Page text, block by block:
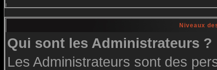
Niveaux
Qui sont les Administrateurs ?
Les Administrateurs sont des